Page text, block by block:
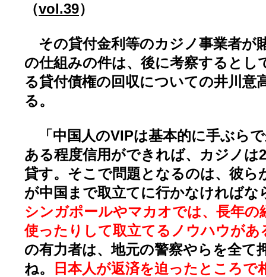
（vol.39）
その貸付金利等のカジノ事業者が
の仕組みの件は、後に考察するとし
る貸付債権の回収についての井川意
る。
「中国人のVIPは基本的に手ぶら
ある程度信用ができれば、カジノは
貸す。そこで問題となるのは、彼ら
が中国まで取立てに行かなければ
シンガポールやマカオでは、長年の
使ったりして取立てるノウハウがあ
の有力者は、地元の警察やらを全て
ね。
日本人が返済を迫ったところで